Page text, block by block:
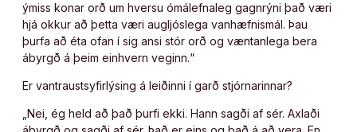
ýmiss konar orð um hversu ómálefnaleg gagnrýni það væri
hjá okkur að þetta væri augljóslega vanhæfnismál. Þau
þurfa að éta ofan í sig ansi stór orð og væntanlega bera
ábyrgð á þeim einhvern veginn.“
Er vantraustsyfirlýsing á leiðinni í garð stjórnarinnar?
„Nei, ég held að það þurfi ekki. Hann sagði af sér. Axlaði